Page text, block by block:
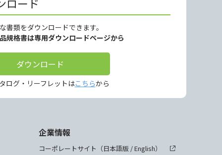
書類をダウンロードできます。
規格書は専用ダウンロードページから
ダウンロード
ログ・リーフレットはこちらから
企業情報
コーポレートサイト（日本語版 /English）